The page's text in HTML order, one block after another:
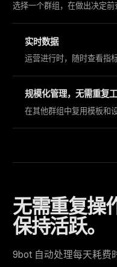
选择一个群组，在做出决定前
实时数据
运营进行时，随时查看指
规模化管理，无需重复
在其他群组中复用模板和
无需重复操
保持活跃。
9bot 自动处理每天耗费